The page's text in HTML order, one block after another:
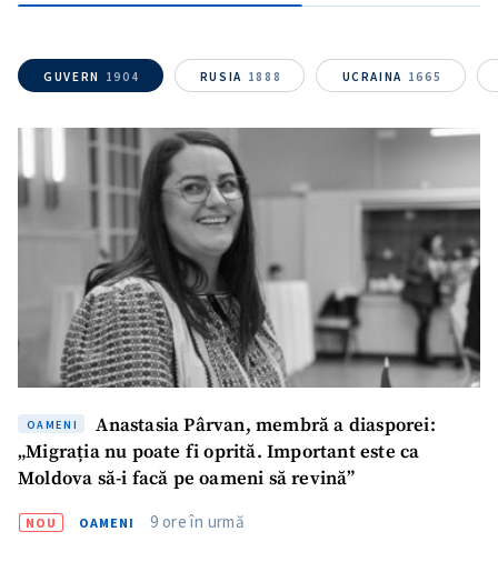
GUVERN 1904 RUSIA 1888 UCRAINA 1665
OAMENI
Anastasia Pârvan, membră a diasporei:
„Migrația nu poate fi oprită. Important este ca
Moldova să-i facă pe oameni să revină”
NOU OAMENI 9 ore în urmă
ȘTIREA MEA
+ Adaugă titlu
Fotografie
+ Încarcă imagine
Link media+ Link media
Mesajul știrei
+ Mesajul știrei
CONTACT SURSĂ